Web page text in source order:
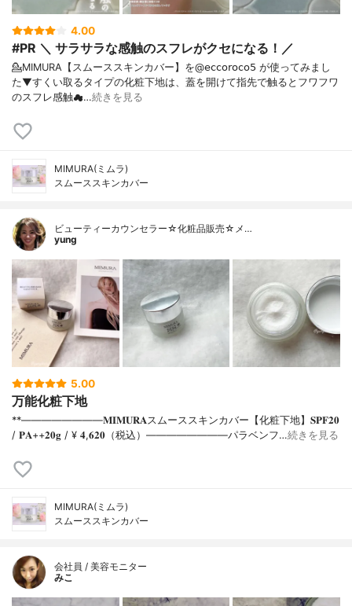
4.00
#PR ＼ サラサラな感触のスフレがクセになる！／
💁MIMURA【スムーススキンカバー】を@𝖾𝖼𝖼𝗈𝗋𝗈𝖼𝗈𝟧 が使ってみまし
た⁡⁡▼⁡すくい取るタイプの化粧下地は、蓋を開けて指先で触るとフワフワ
のスフレ感触☁…続きを見る
MIMURA(ミムラ)
スムーススキンカバー
ビューティーカウンセラー☆化粧品販売☆メ…
yung
5.00
万能化粧下地
**⁡⁡⁡————————⁡𝐌𝐈𝐌𝐔𝐑𝐀スムーススキンカバー【化粧下地】𝐒𝐏𝐅𝟐𝟎
/ 𝐏𝐀++⁡𝟐𝟎𝐠 / ¥ 𝟒,𝟔𝟐𝟎（税込）⁡————————パラベンフ…続きを見る
MIMURA(ミムラ)
スムーススキンカバー
会社員 / 美容モニター
みこ